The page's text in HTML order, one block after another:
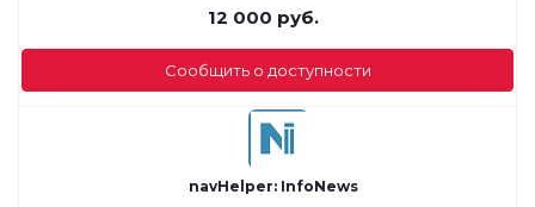
12 000 руб.
Сообщить о доступности
navHelper: InfoNews